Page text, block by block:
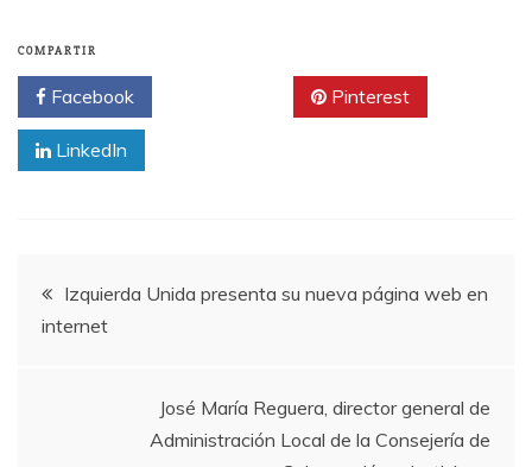
COMPARTIR
Facebook Pinterest
LinkedIn
Navegación
de
Izquierda Unida presenta su nueva página web en
internet
José María Reguera, director general de
Administración Local de la Consejería de